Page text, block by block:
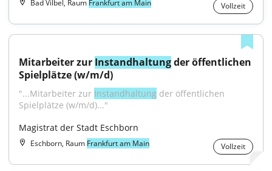
Bad Vilbel, Raum Frankfurt am Main Vollzeit
Mitarbeiter zur Instandhaltung der öffentlichen
Spielplätze (w/m/d)
"...Mitarbeiter zur Instandhaltung der öffentlichen
Spielplätze (w/m/d)..."
Magistrat der Stadt Eschborn
Eschborn, Raum Frankfurt am Main Vollzeit